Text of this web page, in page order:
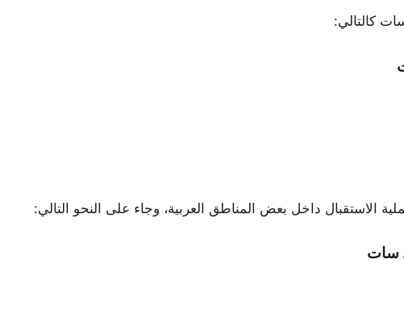
كالتالي:
الاستقبال داخل بعض المناطق العربية، وجاء على النحو التالي:
سات